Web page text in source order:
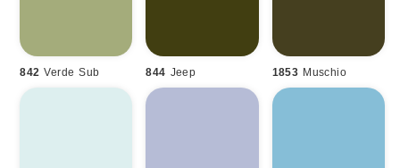
842 Verde Sub 1853 Muschio
844 Jeep